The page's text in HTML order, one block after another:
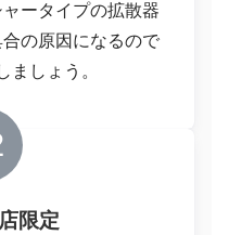
ータイプの拡散器
の原因になるので
しょう。
限定